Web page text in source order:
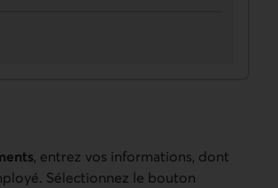
, entrez vos informations, dont
Sélectionnez le bouton